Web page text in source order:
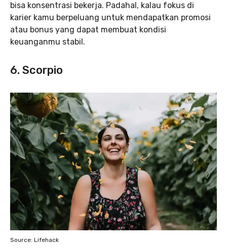
bisa konsentrasi bekerja. Padahal, kalau fokus di
karier kamu berpeluang untuk mendapatkan promosi
atau bonus yang dapat membuat kondisi
keuanganmu stabil.
6. Scorpio
Source: Lifehack